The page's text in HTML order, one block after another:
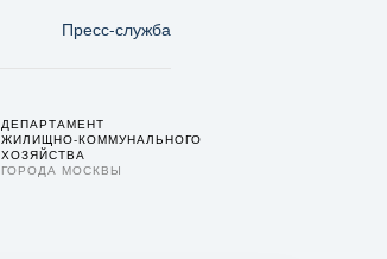
Пресс-служба
ДЕПАРТАМЕНТ
ЖИЛИЩНО-КОММУНАЛЬНОГО
ХОЗЯЙСТВА
ГОРОДА МОСКВЫ